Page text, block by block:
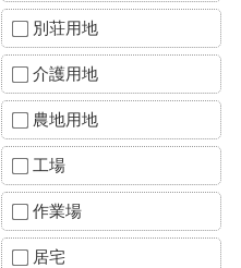
別荘用地
介護用地
農地用地
工場
作業場
居宅